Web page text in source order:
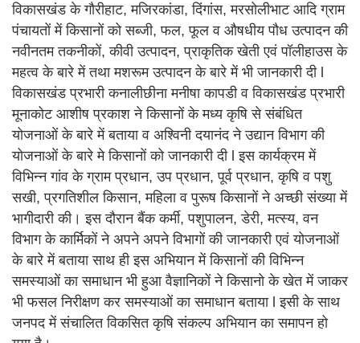
विकासखंड के गौरीहाट, मजिरकांडा, दिंगांस, मरसोलीभाट आदि ग्राम
पंचायतों में किसानों को सब्जी, फल, फूल व औषधीय पौध उत्पादन की
नवीनतम तकनीकों, कीवी उत्पादन, प्राकृतिक खेती एवं पॉलीहाउस के
महत्व के बारे में तथा मशरूम उत्पादन के बारे में भी जानकारी दी l
विकासखंड प्रभारी कनालीछीना मनीषा कापडी व विकासखंड प्रभारी
मूनाकोट आशीष प्रकाश ने किसानों के मध्य कृषि से संबंधित
योजनाओं के बारे में बताया व अश्विनी दयानंद ने उद्यान विभाग की
योजनाओं के बारे मे किसानों को जानकारी दी l इस कार्यक्रम में
विभिन्न गांव के ग्राम प्रधान, उप प्रधान, पूर्व प्रधान, कृषि व पशु
सखी, प्रगतिशील किसान, महिला व पुरूष किसानों ने अच्छी संख्या में
भागीदारी की। इस दौरान बैंक कर्मी, पशुपालन, डेरी, मत्स्य, वन
विभाग के कार्मिकों ने अपने अपने विभागों की जानकारी एवं योजनाओं
के बारे में बताया साथ ही इस अभियान में किसानों की विभिन्न
समस्याओं का समाधान भी हुआ वैज्ञानिकों ने किसानो के खेत में जाकर
भी फसल निरीक्षण कर समस्याओं का समाधान बताया l इसी के साथ
जनपद में संचालित विकसित कृषि संकल्प अभियान का समापन हो